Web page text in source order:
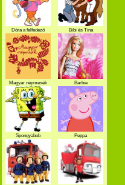
Dóra a felfedező Bibi és Tina
Magyar népmesék Barbie
Spongyabob Peppa